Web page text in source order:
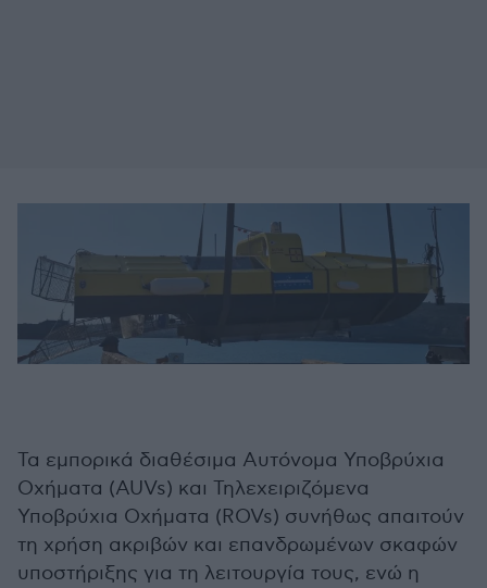
Τα εμπορικά διαθέσιμα Αυτόνομα Υποβρύχια
Οχήματα (AUVs) και Τηλεχειριζόμενα
Υποβρύχια Οχήματα (ROVs) συνήθως απαιτούν
τη χρήση ακριβών και επανδρωμένων σκαφών
υποστήριξης για τη λειτουργία τους, ενώ η